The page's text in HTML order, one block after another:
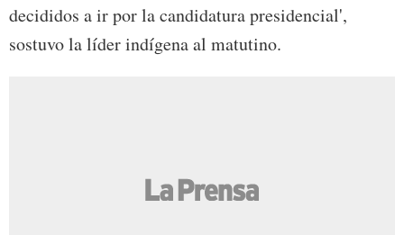
decididos a ir por la candidatura presidencial',
sostuvo la líder indígena al matutino.